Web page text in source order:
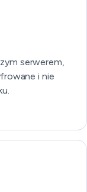
serwerem,
i nie